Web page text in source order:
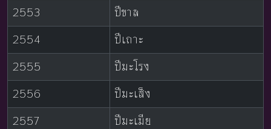
2553
ปีขาล
2554
ปีเถาะ
2555
ปีมะโรง
2556
ปีมะเส็ง
2557
ปีมะเมีย